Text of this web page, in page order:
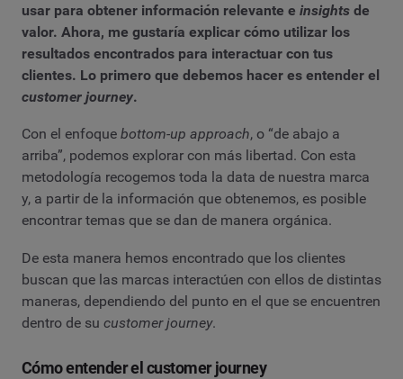
usar para obtener información relevante e insights de
valor. Ahora, me gustaría explicar cómo utilizar los
resultados encontrados para interactuar con tus
clientes. Lo primero que debemos hacer es entender el
customer journey.
Con el enfoque bottom-up approach, o “de abajo a
arriba”, podemos explorar con más libertad. Con esta
metodología recogemos toda la data de nuestra marca
y, a partir de la información que obtenemos, es posible
encontrar temas que se dan de manera orgánica.
De esta manera hemos encontrado que los clientes
buscan que las marcas interactúen con ellos de distintas
maneras, dependiendo del punto en el que se encuentren
dentro de su customer journey.
Cómo entender el customer journey